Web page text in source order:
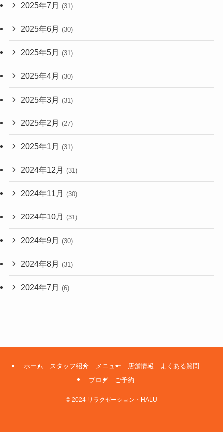
2025年7月 (31)
2025年6月 (30)
2025年5月 (31)
2025年4月 (30)
2025年3月 (31)
2025年2月 (27)
2025年1月 (31)
2024年12月 (31)
2024年11月 (30)
2024年10月 (31)
2024年9月 (30)
2024年8月 (31)
2024年7月 (6)
ホーム スタッフ紹介 メニュー 店舗情報
よくある質問
ブログ
ご予約
© 2024 リラクゼーション・HALU